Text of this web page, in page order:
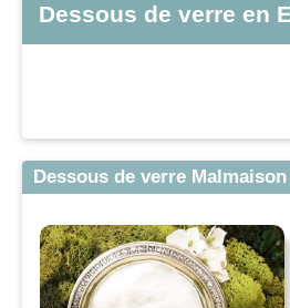
Dessous de verre en
Dessous de verre Malmaison